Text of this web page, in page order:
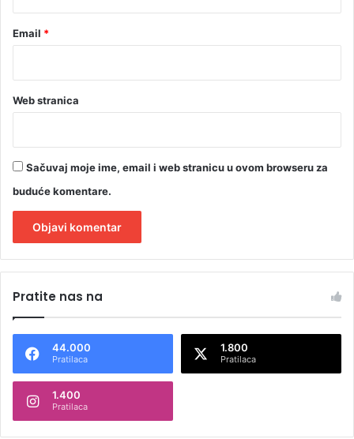
Email *
Web stranica
Sačuvaj moje ime, email i web stranicu u ovom browseru za
buduće komentare.
t
n
t
Pratite nas na
44.000
Pratilaca
1.800
Pratilaca
1.400
Pratilaca